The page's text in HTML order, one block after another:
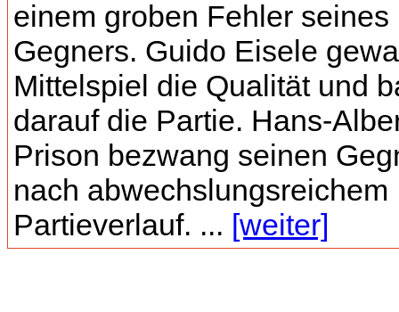
einem groben Fehler seines
Gegners. Guido Eisele
Mittelspiel die Qualität und
darauf die Partie. Hans-
Prison bezwang seinen
nach abwechslungsreichem
Partieverlauf. ... [weiter]